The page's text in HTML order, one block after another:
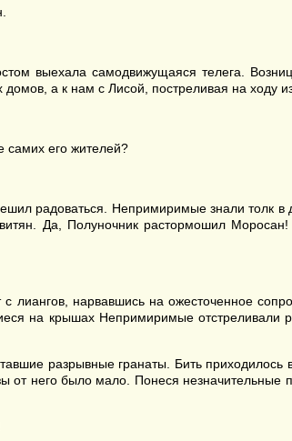
выехала самодвижущаяся телега.
а к нам с Лисой, постреливая на ходу
самих его жителей?
радоваться. Непримиримые знали толк
Да, Полуночник растормошил
нарвавшись на ожесточенное
на крышах Непримиримые отстреливали
разрывные гранаты. Бить
от него было мало. Понеся